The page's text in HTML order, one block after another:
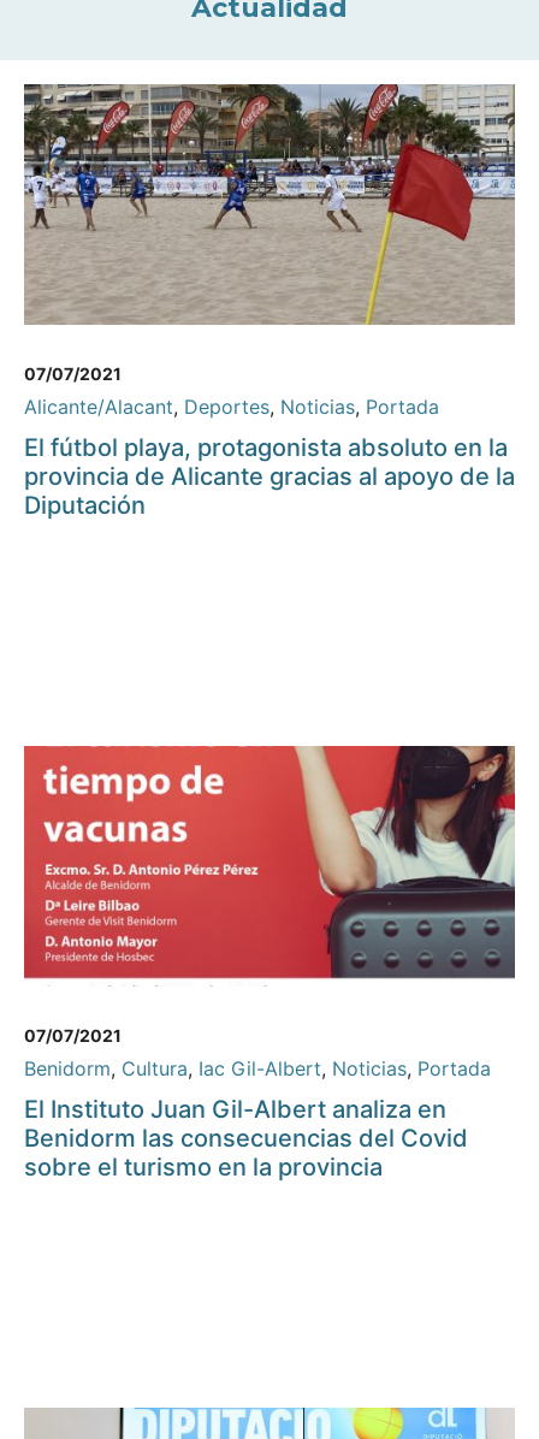
Actualidad
07/07/2021
Alicante/Alacant, Deportes, Noticias, Portada
El fútbol playa, protagonista absoluto en la
provincia de Alicante gracias al apoyo de la
Diputación
07/07/2021
Benidorm, Cultura, Iac Gil-Albert, Noticias, Portada
El Instituto Juan Gil-Albert analiza en
Benidorm las consecuencias del Covid
sobre el turismo en la provincia